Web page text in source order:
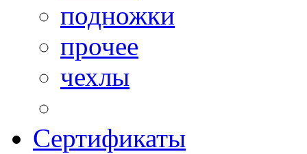
подножки
прочее
чехлы
Сертификаты